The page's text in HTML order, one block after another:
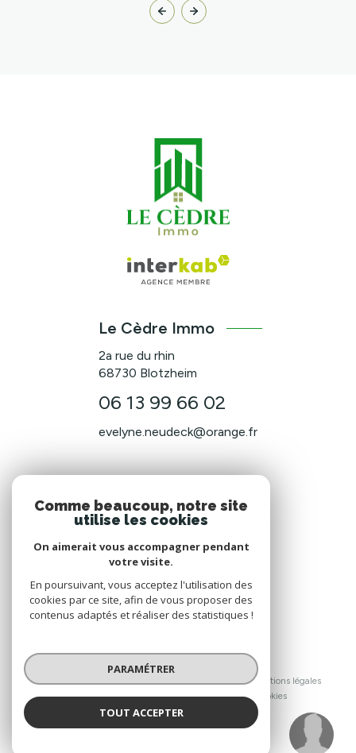
Anne-Sarah GUGENBERGER
Le Cèdre Immo
2a rue du rhin
68730 Blotzheim
06 13 99 66 02
evelyne.neudeck@orange.fr
Nous suivre
Mentions légales
Admin
Politique RGPD Cookies
Réalisé par :
Comme beaucoup, notre site
utilise les cookies
On aimerait vous accompagner pendant
votre visite.
En poursuivant, vous acceptez l'utilisation des
cookies par ce site, afin de vous proposer des
contenus adaptés et réaliser des statistiques !
PARAMÉTRER
TOUT ACCEPTER